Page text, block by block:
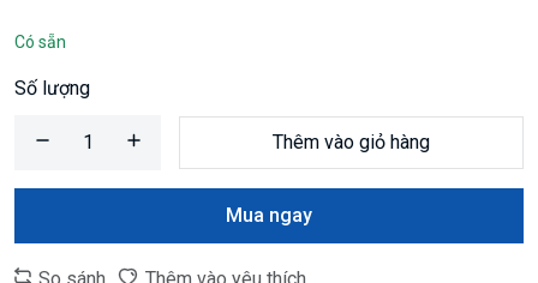
Có sẵn
Số lượng
Thêm vào giỏ hàng
Mua ngay
So sánh Thêm vào yêu thích